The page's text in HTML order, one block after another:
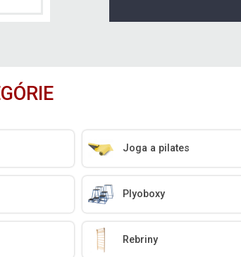
Joga a pilates
Plyoboxy
Rebriny